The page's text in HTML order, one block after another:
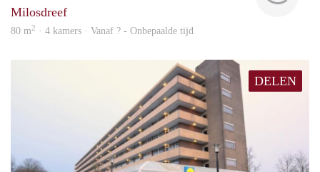
Milosdreef
80 m2 · 4 kamers · Vanaf ? - Onbepaalde tijd
DELEN